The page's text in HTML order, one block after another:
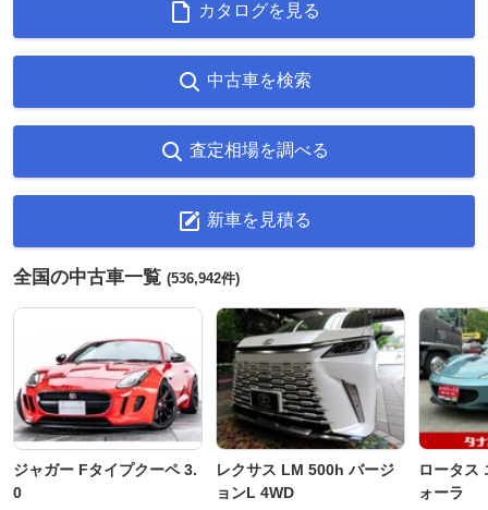
カタログを見る
中古車を検索
査定相場を調べる
新車を見積る
全国の中古車一覧 (536,942件)
ジャガー Fタイプクーペ 3.
0
レクサス LM 500h バージ
ョンL 4WD
ロータス
ォーラ